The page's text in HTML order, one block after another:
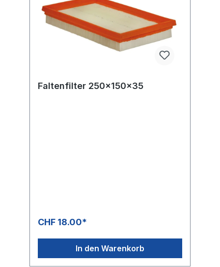
Faltenfilter 250x150x35
CHF 18.00*
In den Warenkorb